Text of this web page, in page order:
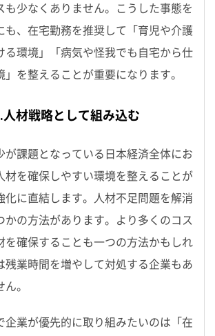
も少なくありません。こうした事態を
も、在宅勤務を推奨して「育児や介護
る環境」「病気や怪我でも自宅から仕
を整えることが重要になります。
材戦略として組み込む
が課題となっている日本経済全体にお
材を確保しやすい環境を整えることが
化に直結します。人材不足問題を解消
かの方法があります。より多くのコス
を確保することも一つの方法かもしれ
残業時間を増やして対処する企業もあ
。
企業が優先的に取り組みたいのは「在